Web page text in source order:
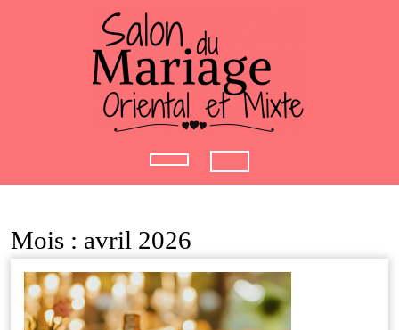
Open
Button
Mois : avril 2026